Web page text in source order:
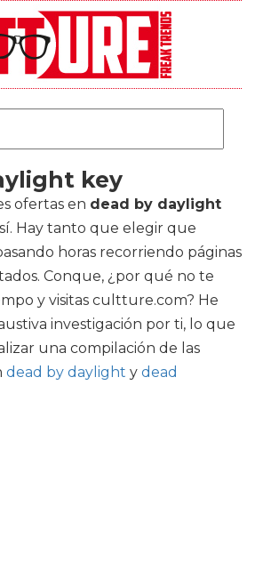
key
ofertas en dead by daylight
Hay tanto que elegir que
horas recorriendo páginas
Conque, ¿por qué no te
y visitas cultture.com? He
investigación por ti, lo que
una compilación de las
dead by daylight y dead